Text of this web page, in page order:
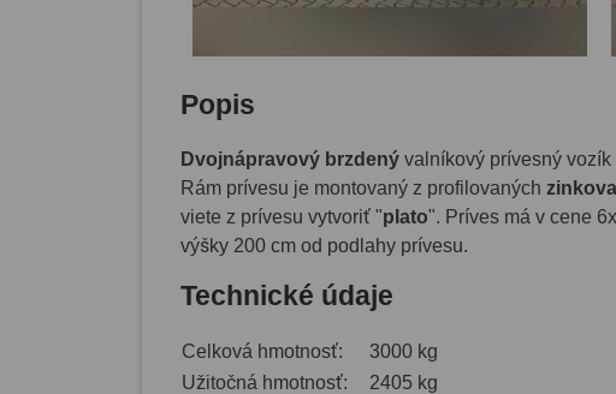
Popis
Dvojnápravový brzdený valníkový prívesný
Rám prívesu je montovaný z profilovaných
viete z prívesu vytvoriť "plato". Príves má v cene
výšky 200 cm od podlahy prívesu.
Technické údaje
Celková hmotnosť:
3000 kg
Užitočná hmotnosť:
2405 kg